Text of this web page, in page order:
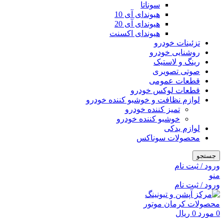
سوناتا
هیوندای آی 10
هیوندای آی 20
هیوندای اکسنت
تزئینات خودرو
روشنایی خودرو
رینگ و لاستیک
صوتی تصویری
قطعات عمومی
قطعات لوکس خودرو
لوازم نظافت و خوشبو کننده خودرو
تمیز کننده خودرو
خوشبو کننده خودرو
لوازم یدکی
محصولات سوناکس
جستجو
ورود / ثبت نام
منو
ورود / ثبت نام
0 مورد 0 ریال